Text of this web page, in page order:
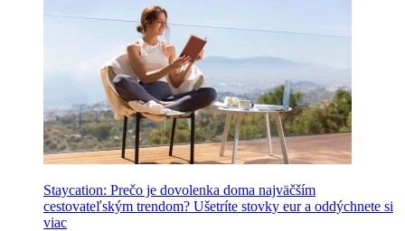
Staycation: Prečo je dovolenka doma najväčším
cestovateľským trendom? Ušetríte stovky eur a oddýchnete si
viac